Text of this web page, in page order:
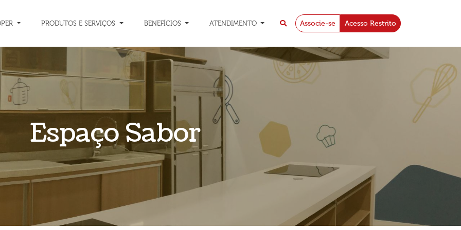
PRODUTOS E SERVIÇOS BENEFÍCIOS ATENDIMENTO Associe-se Acesso Restrito
Espaço Sabor